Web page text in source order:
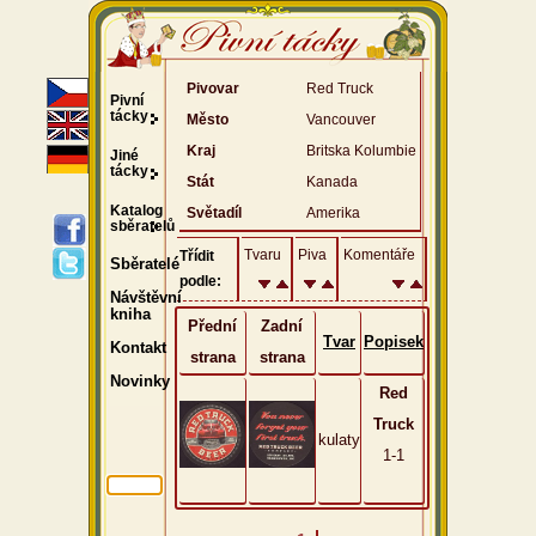
Pivovar
Red Truck
Město
Vancouver
Kraj
Britska Kolumbie
Stát
Kanada
Světadíl
Amerika
Třídit
podle:
Tvaru Piva Komentáře
Přední
strana
Zadní
strana
Tvar Popisek
kulaty
Red
Truck
1-1
Pivní
tácky
Jiné
tácky
Katalog
sběratelů
Sběratelé
Návštěvní
kniha
Kontakt
Novinky